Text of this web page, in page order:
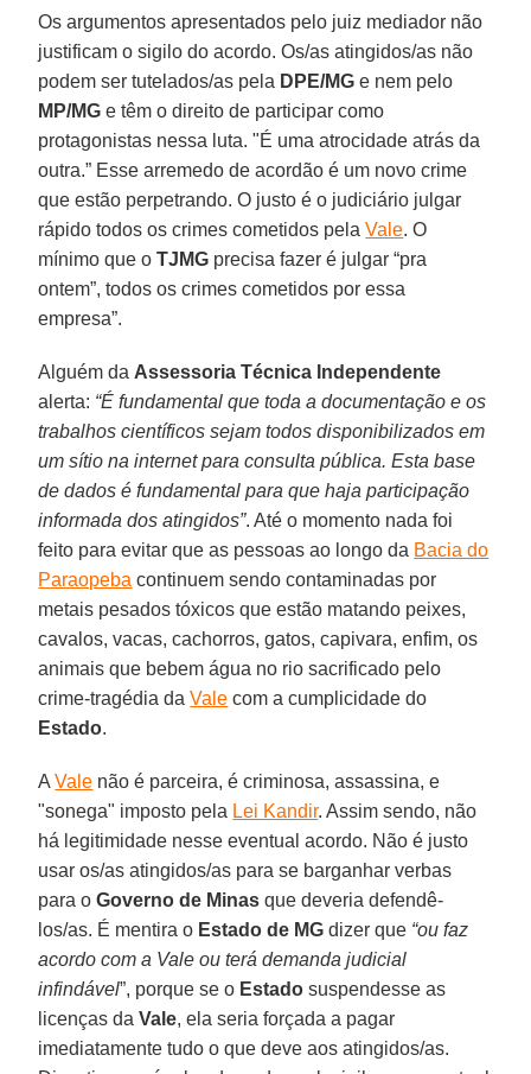
Os argumentos apresentados pelo juiz mediador não
justificam o sigilo do acordo. Os/as atingidos/as não
podem ser tutelados/as pela DPE/MG e nem pelo
MP/MG e têm o direito de participar como
protagonistas nessa luta. "É uma atrocidade atrás da
outra.” Esse arremedo de acordão é um novo crime
que estão perpetrando. O justo é o judiciário julgar
rápido todos os crimes cometidos pelaVale. O
mínimo que oTJMG precisa fazer é julgar “pra
ontem”, todos os crimes cometidos por essa
empresa”.
Alguém da Assessoria Técnica Independente
alerta: “É fundamental que toda a documentação e os
trabalhos científicos sejam todos disponibilizados em
um sítio na internet para consulta pública. Esta base
de dados é fundamental para que haja participação
informada dos atingidos”. Até o momento nada foi
feito para evitar que as pessoas ao longo da Bacia do
Paraopeba continuem sendo contaminadas por
metais pesados tóxicos que estão matando peixes,
cavalos, vacas, cachorros, gatos, capivara, enfim, os
animais que bebem água no rio sacrificado pelo
crime-tragédia daVale com a cumplicidade do
Estado.
AVale não é parceira, é criminosa, assassina, e
"sonega" imposto pela Lei Kandir. Assim sendo, não
há legitimidade nesse eventual acordo. Não é justo
usar os/as atingidos/as para se barganhar verbas
para oGoverno de Minas que deveria defendê-
los/as. É mentira o Estado de MG dizer que “ou faz
acordo com a Vale ou terá demanda judicial
infindável”, porque se o Estado suspendesse as
licenças daVale, ela seria forçada a pagar
imediatamente tudo o que deve aos atingidos/as.